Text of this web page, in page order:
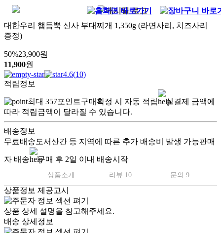
대한우리 햄듬뿍 신사 부대찌개 1,350g (라면사리, 치즈사리
증정)
50%23,900원
11,900원
4.6(10)
적립정보
최대 357포인트구매확정 시 자동 적립
실결제 금액에
따라 적립금액이 달라질 수 있습니다.
배송정보
무료배송도서산간 등 지역에 따른 추가 배송비 발생 가능판매
자 배송 구매 후 2일 이내 배송시작
상품소개 리뷰 10 문의 9
상품정보 제공고시
상품 상세 설명을 참고해주세요.
배송 상세정보